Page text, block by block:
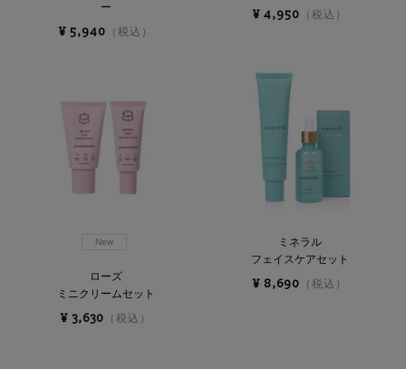
ー
¥ 5,940 （税込）
¥ 4,950 （税込）
New
ローズ
ミニクリームセット
¥ 3,630 （税込）
ミネラル
フェイスケアセット
¥ 8,690 （税込）